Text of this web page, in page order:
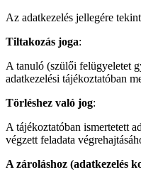
Az adatkezelés jellegére
Tiltakozás joga:
A tanuló (szülői felügyeletet
adatkezelési tájékoztatóban
Törléshez való jog:
A tájékoztatóban ismertetett
végzett feladata
A zároláshoz (adatkezelés